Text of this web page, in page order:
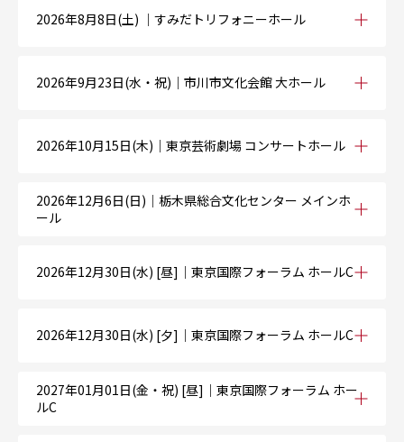
2026年8月8日(土) ｜すみだトリフォニーホール
2026年9月23日(水・祝)｜市川市文化会館 大ホール
2026年10月15日(木)｜東京芸術劇場 コンサートホール
2026年12月6日(日)｜栃木県総合文化センター メインホ
ール
2026年12月30日(水) [昼]｜東京国際フォーラム ホールC
2026年12月30日(水) [夕]｜東京国際フォーラム ホールC
2027年01月01日(金・祝) [昼]｜東京国際フォーラム ホー
ルC